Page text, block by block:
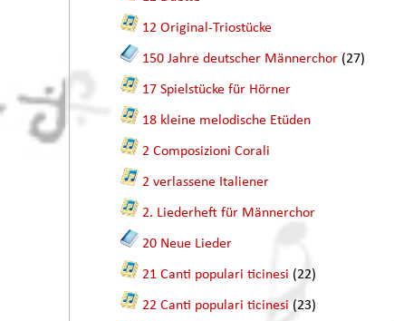
12 Original-Triostücke
150 Jahre deutscher Männerchor (27)
17 Spielstücke für Hörner
18 kleine melodische Etüden
2 Composizioni Corali
2 verlassene Italiener
2. Liederheft für Männerchor
20 Neue Lieder
21 Canti populari ticinesi (22)
22 Canti populari ticinesi (23)